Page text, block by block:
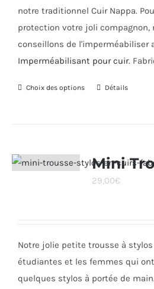
notre traditionnel Cuir Nappa.
protection votre joli compagnon,
conseillons de l'imperméabiliser
Imperméabilisant pour cuir.
Choix des options
Ce
variations.
Les
choisies
Détails
Mini
29,00€
Notre jolie petite trousse à
étudiantes et les femmes qui
quelques stylos à portée de